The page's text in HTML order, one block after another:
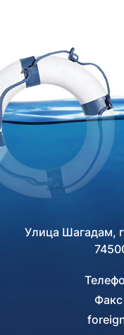
Улица Шагадам,